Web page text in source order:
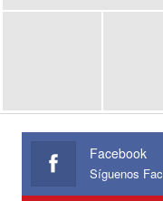
Facebook